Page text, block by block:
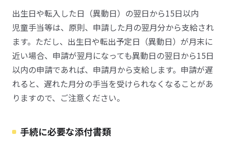
出生日や転入した日（異動日）の翌日から15日以内
児童手当等は、原則、申請した月の翌月分から支給され
ます。ただし、出生日や転出予定日（異動日）が月末に
近い場合、申請が翌月になっても異動日の翌日から15日
以内の申請であれば、申請月から支給します。申請が遅
れると、遅れた月分の手当を受けられなくなることがあ
りますので、ご注意ください。
手続に必要な添付書類